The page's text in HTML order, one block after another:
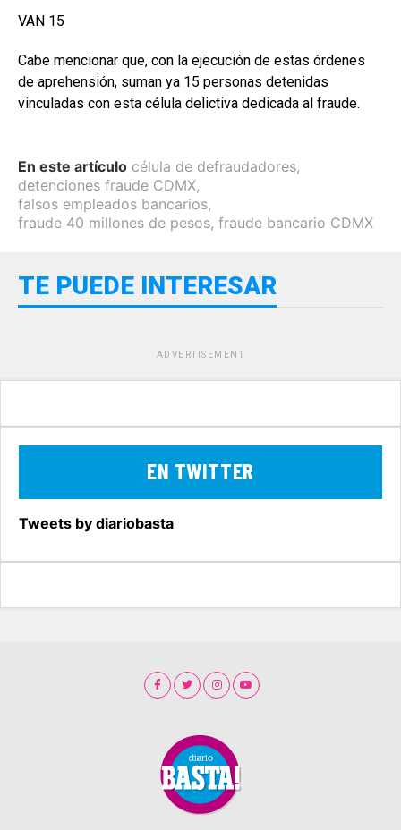
VAN 15
Cabe mencionar que, con la ejecución de estas órdenes
de aprehensión, suman ya 15 personas detenidas
vinculadas con esta célula delictiva dedicada al fraude.
En este artículo célula de defraudadores,
detenciones fraude CDMX,
falsos empleados bancarios,
fraude 40 millones de pesos, fraude bancario CDMX
TE PUEDE INTERESAR
ADVERTISEMENT
EN TWITTER
Tweets by diariobasta